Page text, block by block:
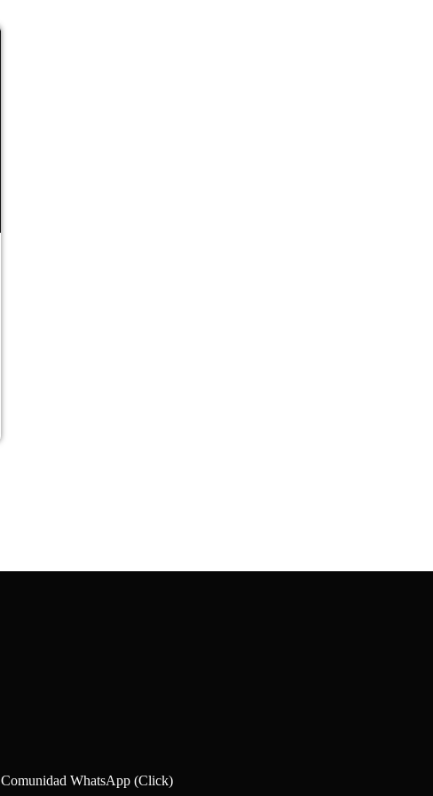
Comunidad WhatsApp (Click)